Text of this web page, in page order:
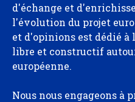
d'échange et
l'évolution du projet
et d'opinions est dédié
libre et constructif
européenne.
Nous nous engageons à